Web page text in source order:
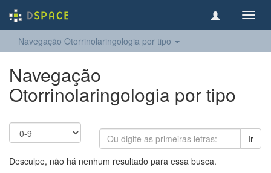
Navegação Otorrinolaringologia por tipo
Navegação
Otorrinolaringologia por tipo
Ir
Desculpe, não há nenhum resultado para essa busca.